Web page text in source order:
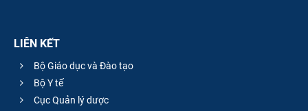
LIÊN KẾT
Bộ Giáo dục và Đào tạo
Bộ Y tế
Cục Quản lý dược